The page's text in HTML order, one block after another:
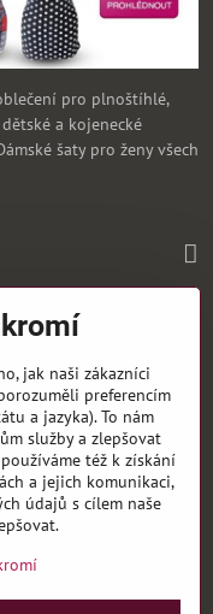
pro plnoštíhlé,
a kojenecké
šaty pro ženy všech
jak naši zákazníci
preferencím
a jazyka). To nám
služby a zlepšovat
též k získání
a jejich komunikaci,
údajů s cílem naše